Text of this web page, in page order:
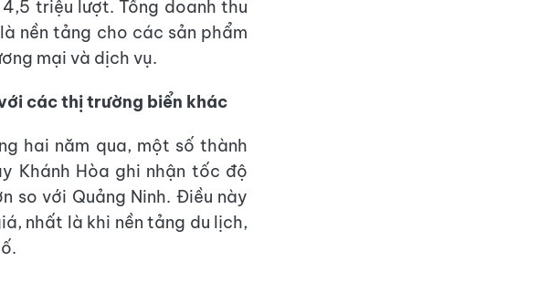
triệu lượt. Tổng doanh thu
nền tảng cho các sản phẩm
mại và dịch vụ.
các thị trường biển khác
hai năm qua, một số thành
Khánh Hòa ghi nhận tốc độ
so với Quảng Ninh. Điều này
nhất là khi nền tảng du lịch,